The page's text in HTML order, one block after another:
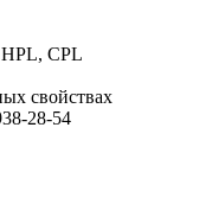
CPL
свойствах
28-54